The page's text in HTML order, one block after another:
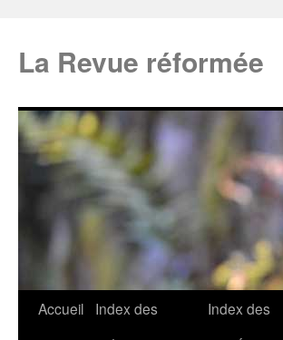
La Revue réformée
Accueil
Index des
Index des